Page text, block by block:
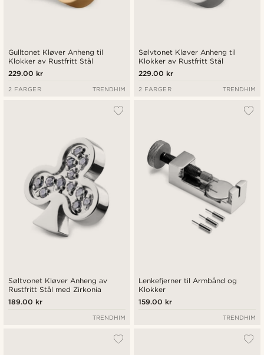
Gulltonet Kløver Anheng til
Klokker av Rustfritt Stål
229.00 kr
2 FARGER TRENDHIM
Sølvtonet Kløver Anheng til
Klokker av Rustfritt Stål
229.00 kr
2 FARGER TRENDHIM
Søltvonet Kløver Anheng av
Rustfritt Stål med Zirkonia
189.00 kr
TRENDHIM
Lenkefjerner til Armbånd og
Klokker
159.00 kr
TRENDHIM